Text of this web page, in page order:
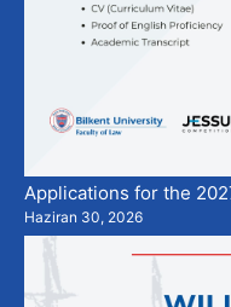
Applications for the
Haziran 30, 2026